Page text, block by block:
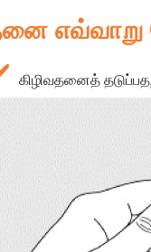
எவ்வாறு
கிழிவதனைத்